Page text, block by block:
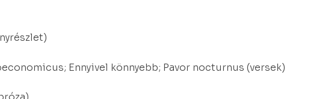
Ennyivel könnyebb; Pavor nocturnus (versek)